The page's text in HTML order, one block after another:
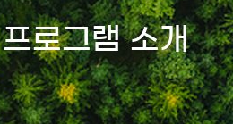
로그램 소개